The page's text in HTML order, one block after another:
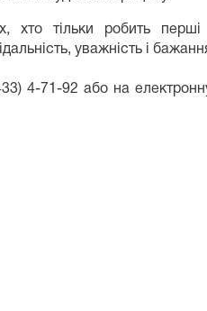
тільки робить
уважність і
4-71-92 або на